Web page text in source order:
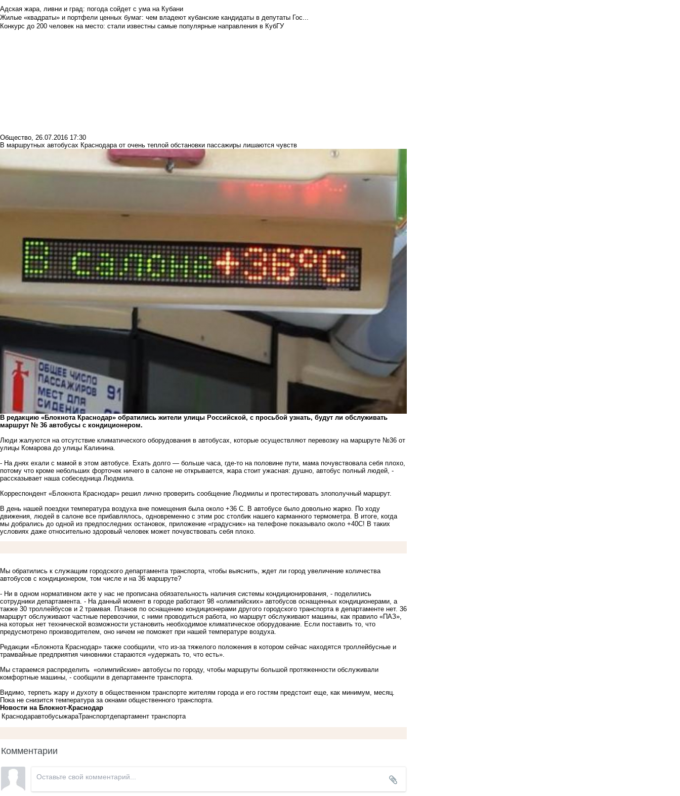
Адская жара, ливни и град: погода сойдет с ума на Кубани
Жилые «квадраты» и портфели ценных бумаг: чем владеют кубанские кандидаты в депутаты Гос...
Конкурс до 200 человек на место: стали известны самые популярные направления в КубГУ
Общество, 26.07.2016 17:30
В маршрутных автобусах Краснодара от очень теплой обстановки пассажиры лишаются чувств
В редакцию «Блокнота Краснодар» обратились жители улицы Российской, с просьбой узнать, будут ли обслуживать
маршрут № 36 автобусы с кондиционером.
Люди жалуются на отсутствие климатического оборудования в автобусах, которые осуществляют перевозку на маршруте №36 от
улицы Комарова до улицы Калинина.
- На днях ехали с мамой в этом автобусе. Ехать долго — больше часа, где-то на половине пути, мама почувствовала себя плохо,
потому что кроме небольших форточек ничего в салоне не открывается, жара стоит ужасная: душно, автобус полный людей, -
рассказывает наша собеседница Людмила.
Корреспондент «Блокнота Краснодар» решил лично проверить сообщение Людмилы и протестировать злополучный маршрут.
В день нашей поездки температура воздуха вне помещения была около +36 С. В автобусе было довольно жарко. По ходу
движения, людей в салоне все прибавлялось, одновременно с этим рос столбик нашего карманного термометра. В итоге, когда
мы добрались до одной из предпоследних остановок, приложение «градусник» на телефоне показывало около +40С! В таких
условиях даже относительно здоровый человек может почувствовать себя плохо.
Мы обратились к служащим городского департамента транспорта, чтобы выяснить, ждет ли город увеличение количества
автобусов с кондиционером, том числе и на 36 маршруте?
- Ни в одном нормативном акте у нас не прописана обязательность наличия системы кондиционирования, - поделились
сотрудники департамента. - На данный момент в городе работают 98 «олимпийских» автобусов оснащенных кондиционерами, а
также 30 троллейбусов и 2 трамвая. Планов по оснащению кондиционерами другого городского транспорта в департаменте нет. 36
маршрут обслуживают частные перевозчики, с ними проводиться работа, но маршрут обслуживают машины, как правило «ПАЗ»,
на которых нет технической возможности установить необходимое климатическое оборудование. Если поставить то, что
предусмотрено производителем, оно ничем не поможет при нашей температуре воздуха.
Редакции «Блокнота Краснодар» также сообщили, что из-за тяжелого положения в котором сейчас находятся троллейбусные и
трамвайные предприятия чиновники стараются «удержать то, что есть».
Мы стараемся распределить «олимпийские» автобусы по городу, чтобы маршруты большой протяженности обслуживали
комфортные машины, - сообщили в департаменте транспорта.
Видимо, терпеть жару и духоту в общественном транспорте жителям города и его гостям предстоит еще, как минимум, месяц.
Пока не снизится температура за окнами общественного транспорта.
Новости на Блoкнoт-Краснодар
КраснодаравтобусыжараТранспортдепартамент транспорта
Комментарии